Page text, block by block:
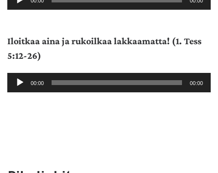
Iloitkaa aina ja rukoilkaa lakkaamatta! (1. Tess
5:12-26)
Äänitoistin00:00 00:00